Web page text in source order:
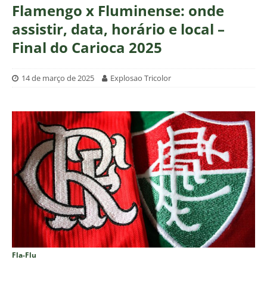
Flamengo x Fluminense: onde
assistir, data, horário e local –
Final do Carioca 2025
14 de março de 2025 Explosao Tricolor
Fla-Flu